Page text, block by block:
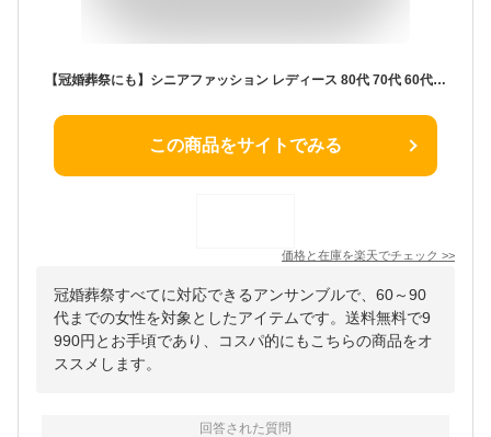
【冠婚葬祭にも】シニアファッション レディース 80代 70代 60代 90代 秋冬 あったか フォーマル ニットセーターとカーディガンのアンサンブル おばあちゃん 服プレゼント 婦人服 女性 ハイミセス ミセス 祖母 お年寄り 老人 高齢者 フォーマル 結婚式
この商品をサイトでみる
価格と在庫を楽天でチェック >>
冠婚葬祭すべてに対応できるアンサンブルで、60～90
代までの女性を対象としたアイテムです。送料無料で9
990円とお手頃であり、コスパ的にもこちらの商品をオ
ススメします。
回答された質問